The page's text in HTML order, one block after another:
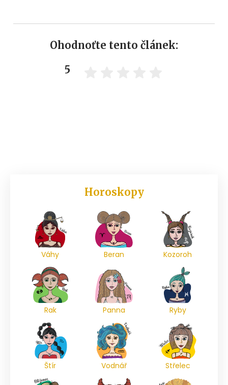
Ohodnoťte tento článek:
5
Horoskopy
Váhy Beran Kozoroh
Rak Panna Ryby
Štír Vodnář Střelec